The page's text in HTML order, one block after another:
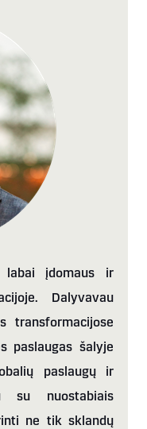
labai įdomaus ir
Dalyvavau
transformacijose
paslaugas šalyje
paslaugų ir
su nuostabiais
ne tik sklandų